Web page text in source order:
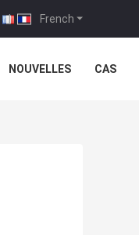
French
|
NOUVELLES CAS